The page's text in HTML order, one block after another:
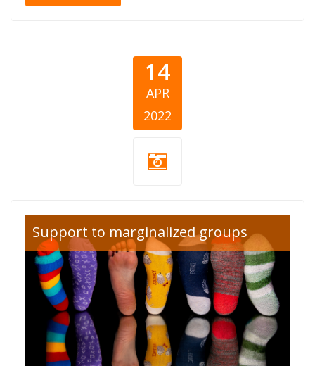
14
APR
2022
down-
syndrome-day-
lots-of-
socks.png
Support to marginalized groups